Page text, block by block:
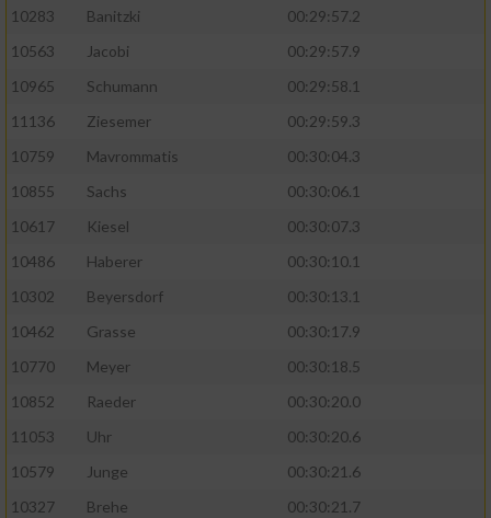
10283
Banitzki
00:29:57.2
10563
Jacobi
00:29:57.9
10965
Schumann
00:29:58.1
11136
Ziesemer
00:29:59.3
10759
Mavrommatis
00:30:04.3
10855
Sachs
00:30:06.1
10617
Kiesel
00:30:07.3
10486
Haberer
00:30:10.1
10302
Beyersdorf
00:30:13.1
10462
Grasse
00:30:17.9
10770
Meyer
00:30:18.5
10852
Raeder
00:30:20.0
11053
Uhr
00:30:20.6
10579
Junge
00:30:21.6
10327
Brehe
00:30:21.7